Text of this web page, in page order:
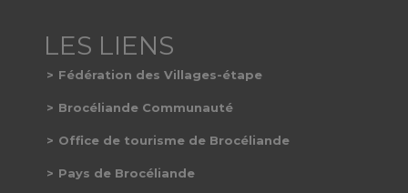
Fédération des Villages-étape
Brocéliande Communauté
Office de tourisme de Brocéliande
Pays de Brocéliande